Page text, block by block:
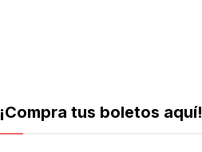
¡Compra tus boletos aquí!